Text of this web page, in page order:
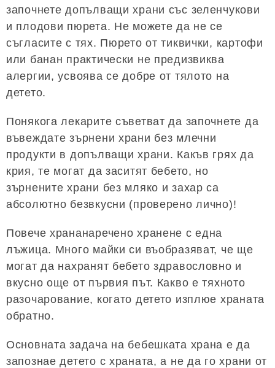
започнете допълващи храни със зеленчукови
и плодови пюрета. Не можете да не се
съгласите с тях. Пюрето от тиквички, картофи
или банан практически не предизвиква
алергии, усвоява се добре от тялото на
детето.
Понякога лекарите съветват да започнете да
въвеждате зърнени храни без млечни
продукти в допълващи храни. Какъв грях да
крия, те могат да заситят бебето, но
зърнените храни без мляко и захар са
абсолютно безвкусни (проверено лично)!
Повече хрананаречено хранене с една
лъжица. Много майки си въобразяват, че ще
могат да нахранят бебето здравословно и
вкусно още от първия път. Какво е тяхното
разочарование, когато детето изплюе храната
обратно.
Основната задача на бебешката храна е да
запознае детето с храната, а не да го храни от